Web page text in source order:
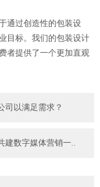
过创造性的包装设
目标。我们的包装设计
者提供了一个更加直观
司以满足需求？
建数字媒体营销一..